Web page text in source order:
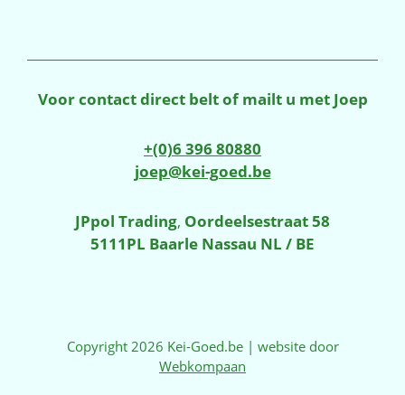
Voor contact direct belt of mailt u met Joep
+(0)6 396 80880
joep@kei-goed.be
JPpol Trading, Oordeelsestraat 58
5111PL Baarle Nassau NL / BE
Copyright 2026 Kei-Goed.be | website door
Webkompaan